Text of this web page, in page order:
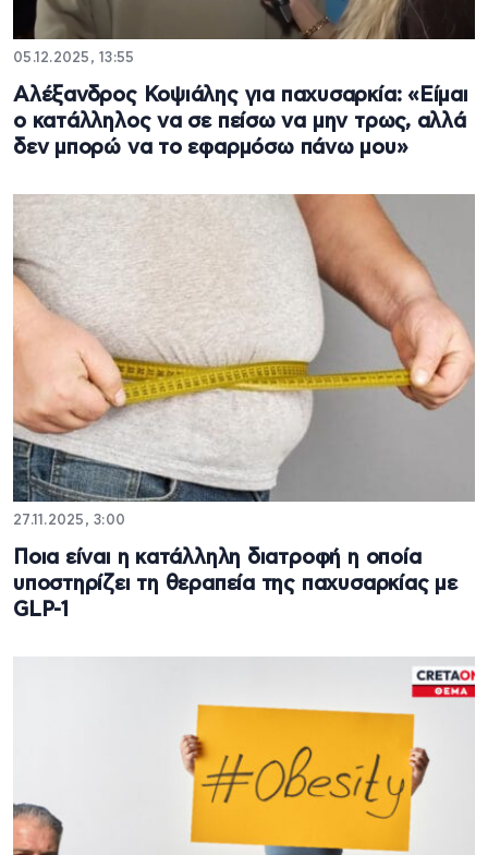
05.12.2025, 13:55
Αλέξανδρος Κοψιάλης για παχυσαρκία: «Είμαι
ο κατάλληλος να σε πείσω να μην τρως, αλλά
δεν μπορώ να το εφαρμόσω πάνω μου»
27.11.2025, 3:00
Ποια είναι η κατάλληλη διατροφή η οποία
υποστηρίζει τη θεραπεία της παχυσαρκίας με
GLP-1